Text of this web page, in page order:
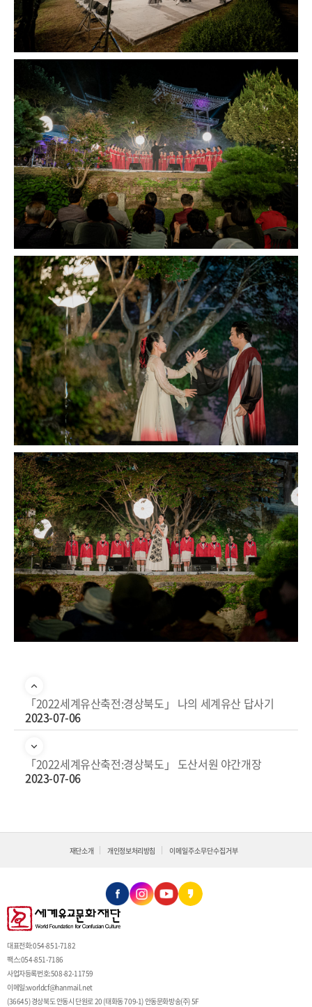
「2022세계유산축전:경상북도」 나의 세계유산 답사기
2023-07-06
「2022세계유산축전:경상북도」 도산서원 야간개장
2023-07-06
재단소개 개인정보처리방침 이메일주소무단수집거부
대표전화:054-851-7182
팩스:054-851-7186
사업자등록번호:508-82-11759
이메일:worldcf@hanmail.net
(36645) 경상북도 안동시 단원로 20 (태화동 709-1) 안동문화방송(주) 5F